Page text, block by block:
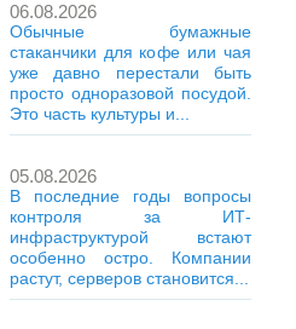
06.08.2026
Обычные бумажные
стаканчики для кофе или чая
уже давно перестали быть
просто одноразовой посудой.
Это часть культуры и...
05.08.2026
В последние годы вопросы
контроля за ИТ-
инфраструктурой встают
особенно остро. Компании
растут, серверов становится...